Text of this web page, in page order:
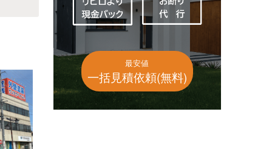
最安値
一括見積依頼(無料)